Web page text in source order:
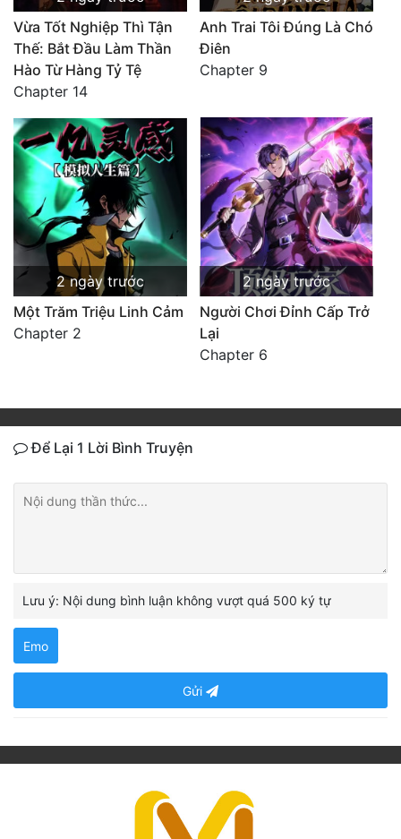
Vừa Tốt Nghiệp Thì Tận
Thế: Bắt Đầu Làm Thần
Hào Từ Hàng Tỷ Tệ
Chapter 14
Anh Trai Tôi Đúng Là Chó
Điên
Chapter 9
2 ngày trước
Một Trăm Triệu Linh Cảm
Chapter 2
2 ngày trước
Người Chơi Đỉnh Cấp Trở
Lại
Chapter 6
Để Lại 1 Lời Bình Truyện
Lưu ý: Nội dung bình luận không vượt quá 500 ký tự
Emo
Gửi